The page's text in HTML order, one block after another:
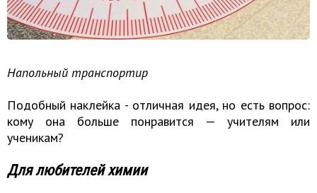
Напольный транспортир
Подобный наклейка - отличная идея, но есть вопрос:
кому она больше понравится — учителям или
ученикам?
Для любителей химии